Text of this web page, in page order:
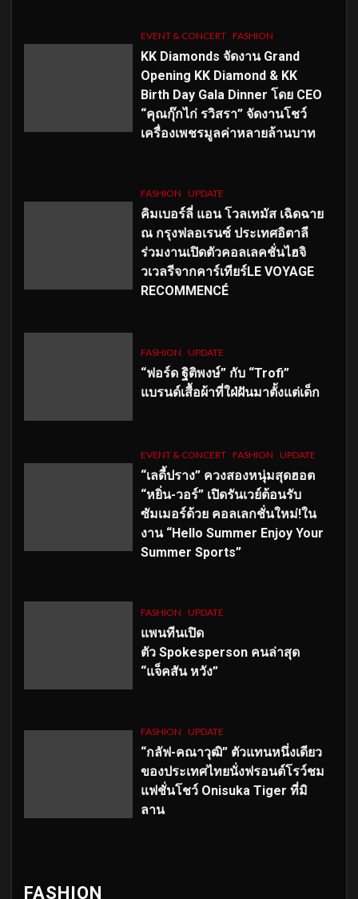
EVENT & CONCERT FASHION
KK Diamonds จัดงาน Grand
Opening KK Diamond & KK
Birth Day Gala Dinner โดย CEO
“คุณกุ๊กไก่ รวิสรา” จัดงานโชว์
เครื่องเพชรมูลค่าหลายล้านบาท
FASHION UPDATE
คิมเบอร์ลี่ แอน โวลเทมัส เฉิดฉาย
ณ กรุงฟลอเรนซ์ ประเทศอิตาลี
ร่วมงานเปิดตัวคอลเลคชั่นไฮจิ
วเวลรีจากคาร์เทียร์LE VOYAGE
RECOMMENCÉ
FASHION UPDATE
“ฟอร์ด ฐิติพงษ์” กับ “Trofi”
แบรนด์เสื้อผ้าที่ใฝ่ฝันมาตั้งแต่เด็ก
EVENT & CONCERT FASHION UPDATE
“เลดี้ปราง” ควงสองหนุ่มสุดฮอต
“หยิ่น-วอร์” เปิดรันเวย์ต้อนรับ
ซัมเมอร์ด้วย คอลเลกชั่นใหม่!ใน
งาน “Hello Summer Enjoy Your
Summer Sports”
FASHION UPDATE
แพนทีนเปิด
ตัว Spokesperson คนล่าสุด
“แจ็คสัน หวัง”
FASHION UPDATE
“กลัฟ-คณาวุฒิ” ตัวแทนหนึ่งเดียว
ของประเทศไทยนั่งฟรอนต์โรว์ชม
แฟชั่นโชว์ Onisuka Tiger ที่มิ
ลาน
FASHION